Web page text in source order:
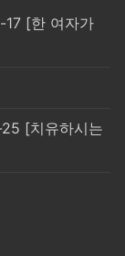
[한 여자가
[치유하시는